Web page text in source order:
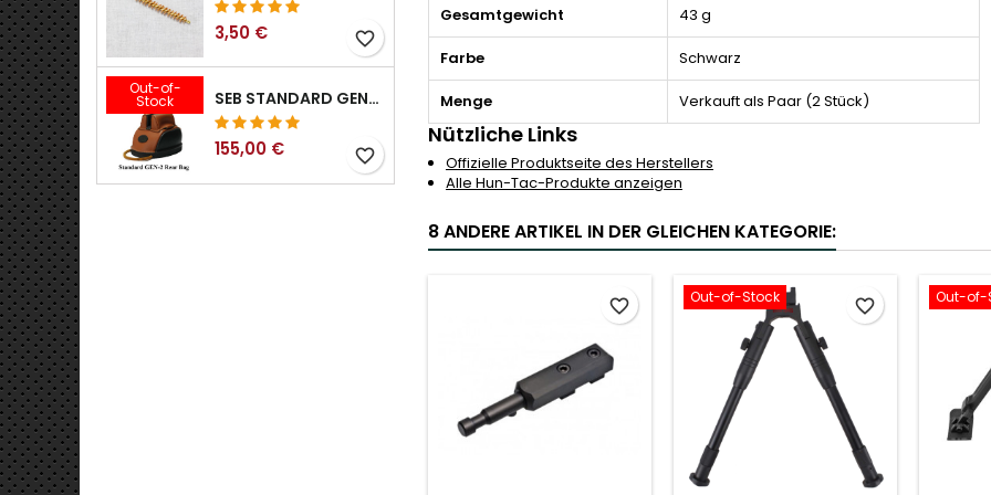
3,50 € favorite_border
Out-of-
Stock SEB STANDARD GEN-2 HECKTASCHE – 3/8", 1/2", 5/8", 3/4", 7/8", 1"
155,00 € favorite_border
Gesamtgewicht 43 g
Farbe Schwarz
Menge Verkauft als Paar (2 Stück)
Nützliche Links
Offizielle Produktseite des Herstellers
Alle Hun-Tac-Produkte anzeigen
8 ANDERE ARTIKEL IN DER GLEICHEN KATEGORIE:
favorite_border Out-of-Stock favorite_border Out-of-